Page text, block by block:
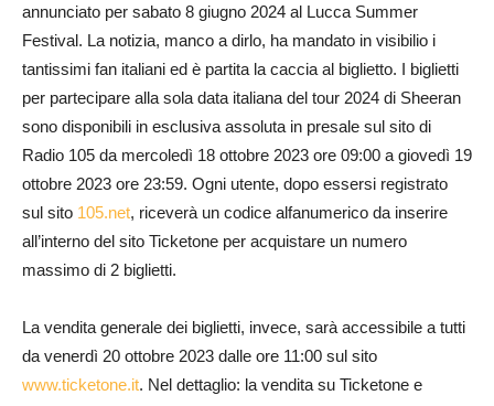
annunciato per sabato 8 giugno 2024 al Lucca Summer
Festival. La notizia, manco a dirlo, ha mandato in visibilio i
tantissimi fan italiani ed è partita la caccia al biglietto. I biglietti
per partecipare alla sola data italiana del tour 2024 di Sheeran
sono disponibili in esclusiva assoluta in presale sul sito di
Radio 105 da mercoledì 18 ottobre 2023 ore 09:00 a giovedì 19
ottobre 2023 ore 23:59. Ogni utente, dopo essersi registrato
sul sito 105.net, riceverà un codice alfanumerico da inserire
all’interno del sito Ticketone per acquistare un numero
massimo di 2 biglietti.
La vendita generale dei biglietti, invece, sarà accessibile a tutti
da venerdì 20 ottobre 2023 dalle ore 11:00 sul sito
www.ticketone.it. Nel dettaglio: la vendita su Ticketone e